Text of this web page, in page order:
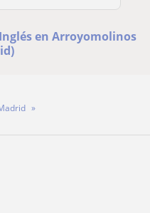
en Arroyomolinos